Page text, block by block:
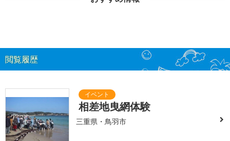
閲覧履歴
相差地曳網体験
三重県・鳥羽市